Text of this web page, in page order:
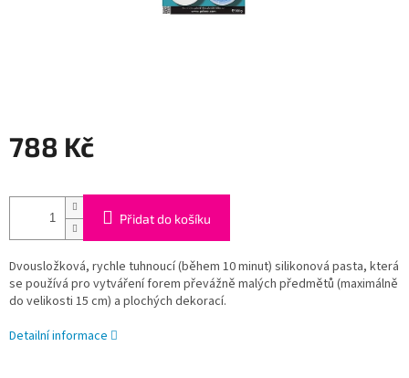
788 Kč
cena:
Přidat do košíku
Dvousložková, rychle tuhnoucí (během 10 minut) silikonová pasta, která
se používá pro vytváření forem převážně malých předmětů (maximálně
do velikosti 15 cm) a plochých dekorací.
Detailní informace